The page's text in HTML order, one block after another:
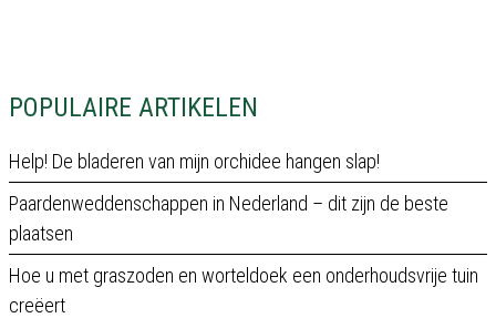
POPULAIRE ARTIKELEN
Help! De bladeren van mijn orchidee hangen slap!
Paardenweddenschappen in Nederland – dit zijn de beste
plaatsen
Hoe u met graszoden en worteldoek een onderhoudsvrije tuin
creëert